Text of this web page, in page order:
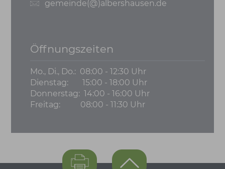
gemeinde(@)albershausen.de
Öffnungszeiten
Mo., Di., Do.: 08:00 - 12:30 Uhr
Dienstag:15:00 - 18:00 Uhr
Donnerstag:14:00 - 16:00 Uhr
Freitag: 08:00 - 11:30 Uhr